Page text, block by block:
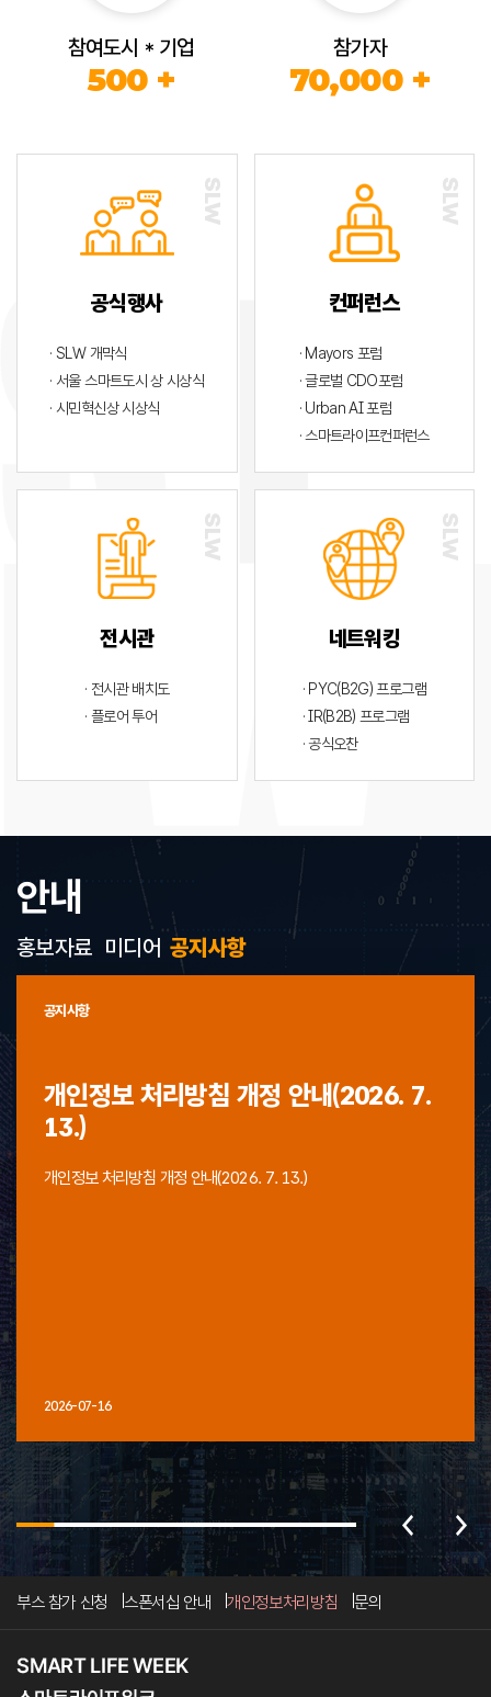
참여도시 * 기업
500 +
참가자
70,000 +
공식행사
· SLW 개막식
· 서울 스마트도시 상 시상식
· 시민혁신상 시상식
컨퍼런스
· Mayors 포럼
· 글로벌 CDO포럼
· Urban AI 포럼
· 스마트라이프컨퍼런스
전시관
· 전시관 배치도
· 플로어 투어
네트워킹
· PYC(B2G) 프로그램
· IR(B2B) 프로그램
· 공식오찬
안내
공지사항
공지사항
개인정보 처리방침 개정 안내(2026. 7.
13.)
개인정보 처리방침 개정 안내(2026. 7. 13.)
2026-07-16
홍보자료 미디어
부스 참가 신청 스폰서십 안내 개인정보처리방침 문의